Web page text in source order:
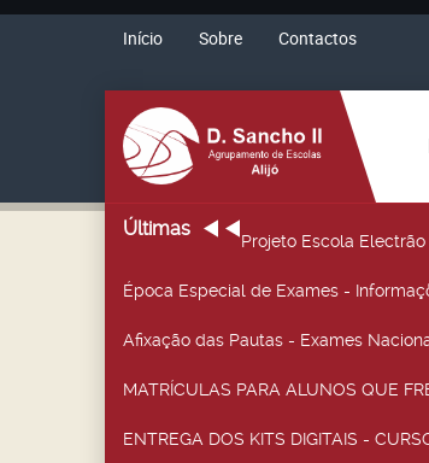
Início Sobre Contactos
Últimas
Projeto Escola
Época Especial de Exames -
Afixação das Pautas - Exames
MATRÍCULAS PARA ALUNOS QUE
ENTREGA DOS KITS DIGITAIS -